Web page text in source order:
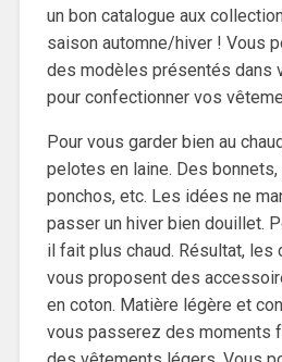
un bon catalogue aux
saison automne/hiver ! Vous
des modèles présentés dans
pour confectionner vos
Pour vous garder bien au
pelotes en laine. Des
ponchos, etc. Les idées ne
passer un hiver bien douillet.
il fait plus chaud. Résultat, les
vous proposent des
en coton. Matière légère et
vous passerez des moments